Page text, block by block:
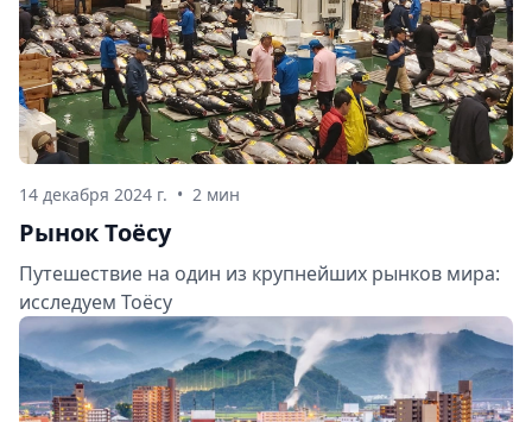
14 декабря 2024 г. • 2 мин
Рынок Тоёсу
Путешествие на один из крупнейших рынков мира:
исследуем Тоёсу